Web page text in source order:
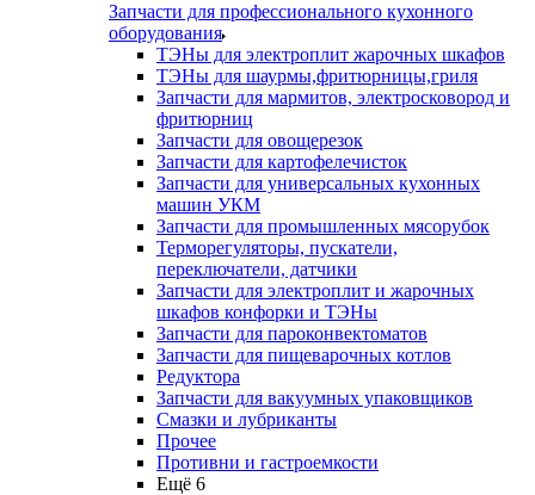
Запчасти для профессионального кухонного
оборудования
ТЭНы для электроплит жарочных шкафов
ТЭНы для шаурмы,фритюрницы,гриля
Запчасти для мармитов, электросковород и
фритюрниц
Запчасти для овощерезок
Запчасти для картофелечисток
Запчасти для универсальных кухонных
машин УКМ
Запчасти для промышленных мясорубок
Терморегуляторы, пускатели,
переключатели, датчики
Запчасти для электроплит и жарочных
шкафов конфорки и ТЭНы
Запчасти для пароконвектоматов
Запчасти для пищеварочных котлов
Редуктора
Запчасти для вакуумных упаковщиков
Смазки и лубриканты
Прочее
Противни и гастроемкости
Ещё 6